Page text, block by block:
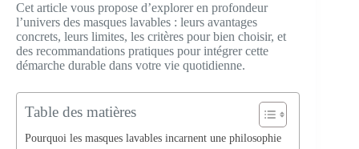
Cet article vous propose d’explorer en profondeur
l’univers des masques lavables : leurs avantages
concrets, leurs limites, les critères pour bien choisir, et
des recommandations pratiques pour intégrer cette
démarche durable dans votre vie quotidienne.
Table des matières
Pourquoi les masques lavables incarnent une philosophie